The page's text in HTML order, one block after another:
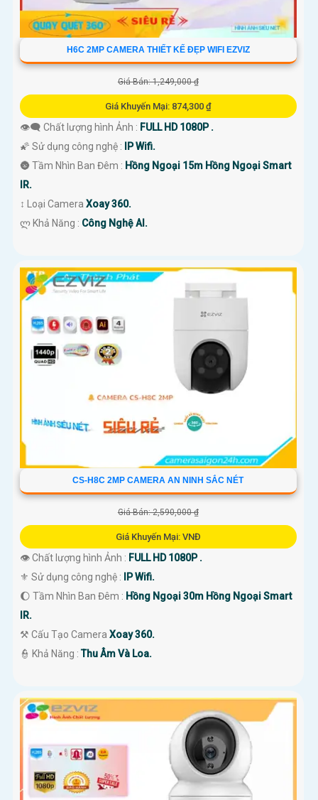
H6C 2MP CAMERA THIẾT KẾ ĐẸP WIFI EZVIZ
Giá Bán: 1,249,000 ₫
Giá Khuyến Mại: 874,300 ₫
👁️‍🗨 Chất lượng hình Ảnh : FULL HD 1080P .
🌠 Sử dụng công nghệ :
IP Wifi.
🌚 Tầm Nhìn Ban Đêm : Hồng Ngoại 15m Hồng Ngoại Smart
IR.
↕️ Loại Camera Xoay 360.
️ლ Khả Năng : Công Nghệ AI.
CS-H8C 2MP CAMERA AN NINH SẮC NÉT
Giá Bán: 2,590,000 ₫
Giá Khuyến Mại: VNĐ
👁 Chất lượng hình Ảnh : FULL HD 1080P .
⚜️ Sử dụng công nghệ :
IP Wifi.
🌔 Tầm Nhìn Ban Đêm : Hồng Ngoại 30m Hồng Ngoại Smart
IR.
⚒ Cấu Tạo Camera Xoay 360.
️👮 Khả Năng :Thu Âm Và Loa.